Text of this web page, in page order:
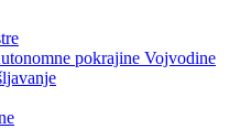
pokrajine Vojvodine